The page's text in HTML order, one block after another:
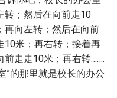
转；然后在向前走10
再向左转；然后在向前
10米；再右转；接着再
前走走10米；再右转…….
”的那里就是校长的办公